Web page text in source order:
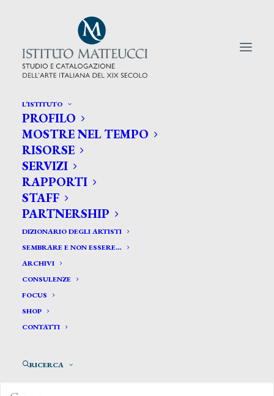
L’ISTITUTO
PROFILO
MOSTRE NEL TEMPO
RISORSE
SERVIZI
RAPPORTI
STAFF
PARTNERSHIP
DIZIONARIO DEGLI ARTISTI
SEMBRARE E NON ESSERE…
ARCHIVI
CONSULENZE
FOCUS
SHOP
CONTATTI
RICERCA
CERCA TRA GLI ARTISTI:
Search
for:
Cianco A.